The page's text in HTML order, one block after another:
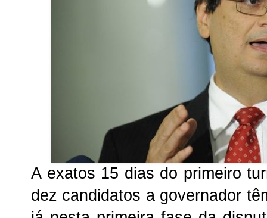
A exatos 15 dias do primeiro
dez candidatos a governador